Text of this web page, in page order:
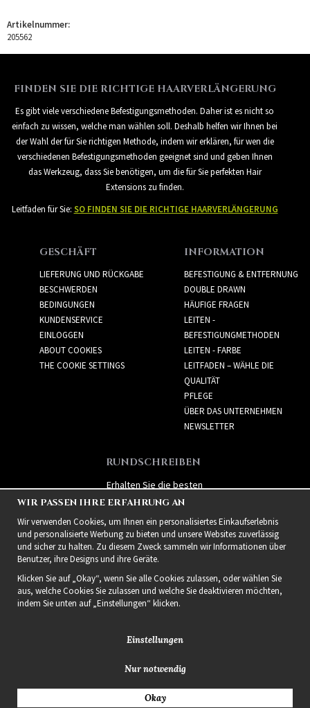
Artikelnummer:
205562
FINDEN SIE DIE RICHTIGE HAARVERLÄNGERUNG
Es gibt viele verschiedene Befestigungsmethoden. Daher ist es nicht so
einfach zu wissen, welche man wählen soll. Deshalb helfen wir Ihnen bei
der Wahl der für Sie richtigen Methode, indem wir erklären, für wen die
verschiedenen Befestigungsmethoden geeignet sind und geben Ihnen
das Werkzeug, dass Sie benötigen, um die für Sie perfekten Hair
Extensions zu finden.
Leitfaden für Sie: SO FINDEN SIE DIE RICHTIGE HAARVERLÄNGERUNG
GESCHÄFT
LIEFERUNG UND RÜCKGABE
BESCHWERDEN
BEDINGUNGEN
KUNDENSERVICE
EINLOGGEN
ABOUT COOKIES
THE COOKIE SETTINGS
INFORMATION
BEFESTIGUNG & ENTFERNUNG
DOUBLE DRAWN
HÄUFIGE FRAGEN
LEITEN -
BEFESTIGUNGMETHODEN
LEITEN - FARBE
LEITFADEN – WÄHLE DIE
QUALITÄT
PFLEGE
ÜBER DAS UNTERNEHMEN
NEWSLETTER
RUNDSCHREIBEN
Erhalten Sie die besten
Angebote und spannende
neue Produkte!
2021 Delightful Hair
WIR PASSEN IHRE ERFAHRUNG AN
Wir verwenden Cookies, um Ihnen ein personalisiertes Einkaufserlebnis
und personalisierte Werbung zu bieten und unsere Websites zuverlässig
und sicher zu halten. Zu diesem Zweck sammeln wir Informationen über
Benutzer, ihre Designs und ihre Geräte.
Klicken Sie auf „Okay“, wenn Sie alle Cookies zulassen, oder wählen Sie
aus, welche Cookies Sie zulassen und welche Sie deaktivieren möchten,
indem Sie unten auf „Einstellungen“ klicken.
Einstellungen
Nur notwendig
Okay